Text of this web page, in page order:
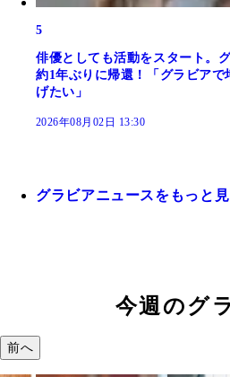
5
俳優としても活動をスタート。
約1年ぶりに帰還！「グラビア
げたい」
2026年08月02日 13:30
グラビアニュースをもっと
今週のグ
前へ